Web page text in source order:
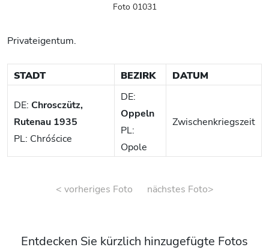
Foto 01031
Privateigentum.
STADT BEZIRK DATUM
DE: Chrosczütz,
Rutenau 1935
PL: Chróścice
DE:
Oppeln
PL:
Opole
Zwischenkriegszeit
< vorheriges Foto nächstes Foto>
Entdecken Sie kürzlich hinzugefügte Fotos